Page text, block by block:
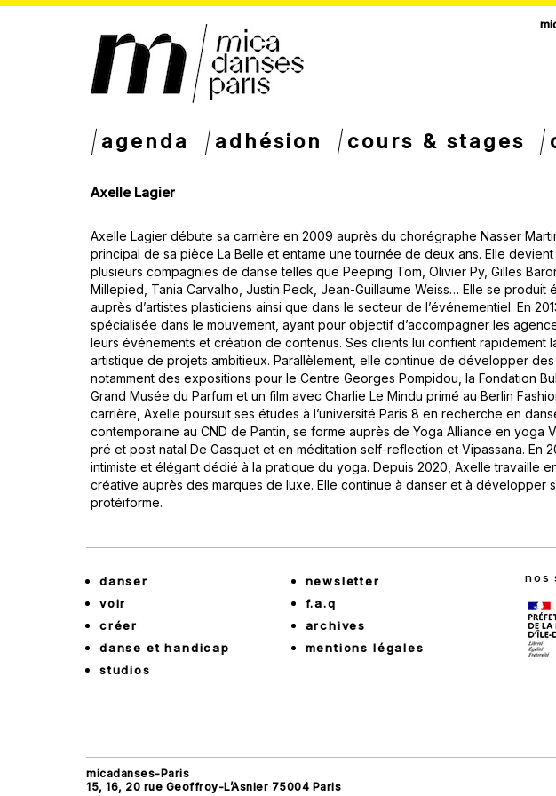
agenda adhésion cours & stages
Axelle Lagier
Axelle Lagier débute sa carrière en 2009 auprès du chorégraphe Nasser
principal de sa pièce La Belle et entame une tournée de deux ans. Elle
plusieurs compagnies de danse telles que Peeping Tom, Olivier Py, Gilles
Millepied, Tania Carvalho, Justin Peck, Jean-Guillaume Weiss… Elle se produit
auprès d’artistes plasticiens ainsi que dans le secteur de l’événementiel. En
spécialisée dans le mouvement, ayant pour objectif d’accompagner les
leurs événements et création de contenus. Ses clients lui confient rapidement
artistique de projets ambitieux. Parallèlement, elle continue de développer
notamment des expositions pour le Centre Georges Pompidou, la Fondation
Grand Musée du Parfum et un film avec Charlie Le Mindu primé au Berlin
carrière, Axelle poursuit ses études à l’université Paris 8 en recherche en
contemporaine au CND de Pantin, se forme auprès de Yoga Alliance en yoga
pré et post natal De Gasquet et en méditation self-reflection et Vipassana. En
intimiste et élégant dédié à la pratique du yoga. Depuis 2020, Axelle travaille
créative auprès des marques de luxe. Elle continue à danser et à développer
protéiforme.
danser
voir
créer
danse et handicap
studios
newsletter
f.a.q
archives
mentions légales
nos
micadanses-Paris
15, 16, 20 rue Geoffroy-L’Asnier 75004 Paris